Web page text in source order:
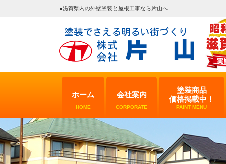
●滋賀県内の外壁塗装と屋根工事なら片山へ
ホーム
HOME
会社案内
CORPORATE
塗装商品
価格掲載中！
PAINT MENU